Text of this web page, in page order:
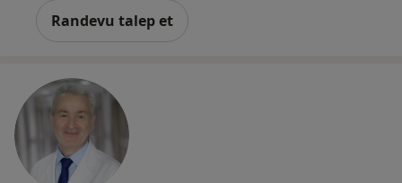
Randevu talep et